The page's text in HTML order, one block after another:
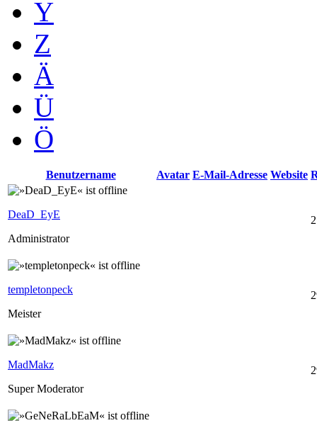
Y
Z
Ä
Ü
Ö
Benutzername Avatar E-Mail-Adresse Website
DeaD_EyE
Administrator
templetonpeck
Meister
MadMakz
Super Moderator